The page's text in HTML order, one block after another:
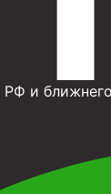
РФ и